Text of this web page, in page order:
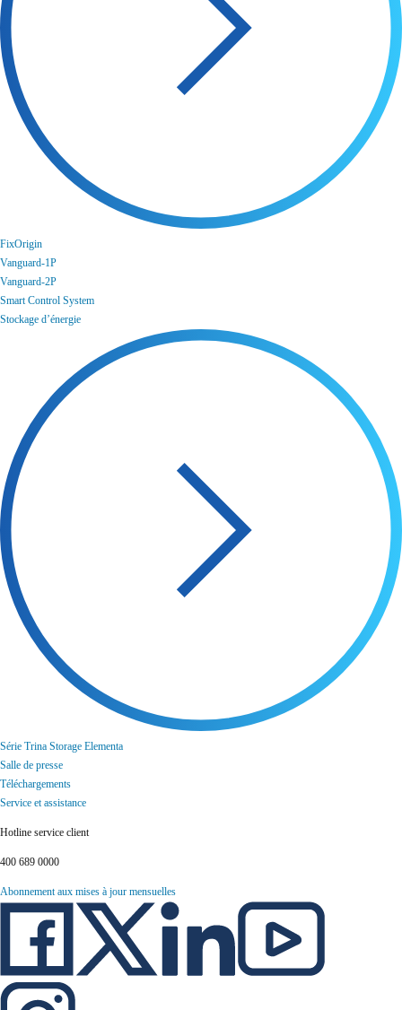
FixOrigin
Vanguard-1P
Vanguard-2P
Smart Control System
Stockage d’énergie
Série Trina Storage Elementa
Salle de presse
Téléchargements
Service et assistance
Hotline service client
400 689 0000
Abonnement aux mises à jour mensuelles